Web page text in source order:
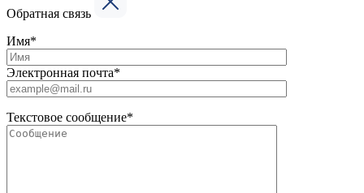
Обратная связь
Имя*
Электронная почта*
Текстовое сообщение*